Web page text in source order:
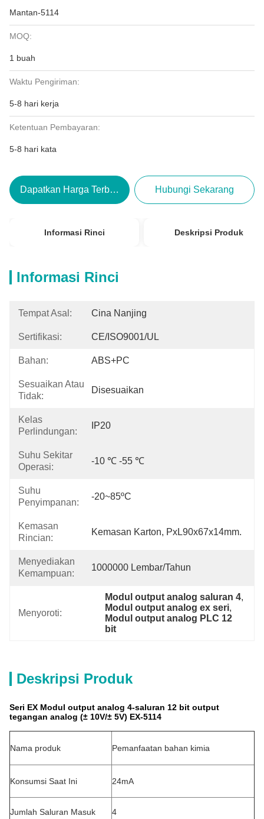
Mantan-5114
MOQ:
1 buah
Waktu Pengiriman:
5-8 hari kerja
Ketentuan Pembayaran:
5-8 hari kata
Dapatkan Harga Terbaik Hubungi Sekarang
Informasi Rinci Deskripsi Produk
Informasi Rinci
Tempat Asal: Cina Nanjing
Sertifikasi: CE/ISO9001/UL
Bahan: ABS+PC
Sesuaikan Atau
Tidak:
Disesuaikan
Kelas
Perlindungan:
IP20
Suhu Sekitar
Operasi:
-10 ℃ -55 ℃
Suhu
Penyimpanan:
-20~85ºC
Kemasan
Rincian:
Kemasan Karton, PxL90x67x14mm.
Menyediakan
Kemampuan:
1000000 Lembar/Tahun
Menyoroti:
Modul output analog saluran 4
Modul output analog ex seri,
Modul output analog PLC 12
bit
Deskripsi Produk
Seri EX Modul output analog 4-saluran 12 bit output
tegangan analog (± 10V/± 5V) EX-5114
Nama produk Pemanfaatan bahan kimia
Konsumsi Saat Ini 24mA
Jumlah Saluran Masuk 4